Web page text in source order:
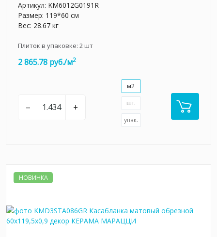
Артикул: KM6012G0191R
Размер: 119*60 см
Вес: 28.67 кг
Плиток в упаковке: 2шт
2 865.78 руб./м2
– +
м2
шт.
упак.
НОВИНКА